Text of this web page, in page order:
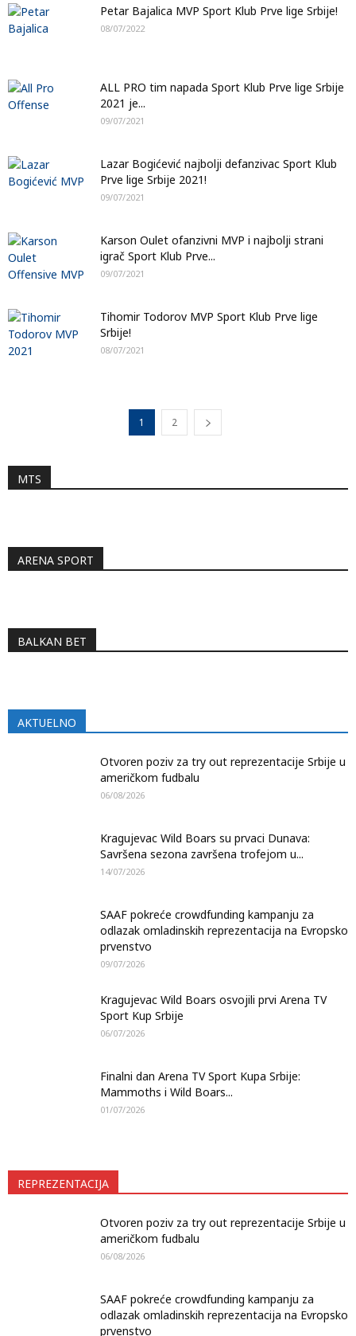
Petar Bajalica MVP Sport Klub Prve lige Srbije!
08/07/2022
ALL PRO tim napada Sport Klub Prve lige Srbije
2021 je...
09/07/2021
Lazar Bogićević najbolji defanzivac Sport Klub
Prve lige Srbije 2021!
09/07/2021
Karson Oulet ofanzivni MVP i najbolji strani
igrač Sport Klub Prve...
09/07/2021
Tihomir Todorov MVP Sport Klub Prve lige
Srbije!
08/07/2021
1 2
MTS
ARENA SPORT
BALKAN BET
AKTUELNO
Otvoren poziv za try out reprezentacije Srbije u
američkom fudbalu
06/08/2026
Kragujevac Wild Boars su prvaci Dunava:
Savršena sezona završena trofejom u...
14/07/2026
SAAF pokreće crowdfunding kampanju za
odlazak omladinskih reprezentacija na Evropsko
prvenstvo
09/07/2026
Kragujevac Wild Boars osvojili prvi Arena TV
Sport Kup Srbije
06/07/2026
Finalni dan Arena TV Sport Kupa Srbije:
Mammoths i Wild Boars...
01/07/2026
REPREZENTACIJA
Otvoren poziv za try out reprezentacije Srbije u
američkom fudbalu
06/08/2026
SAAF pokreće crowdfunding kampanju za
odlazak omladinskih reprezentacija na Evropsko
prvenstvo